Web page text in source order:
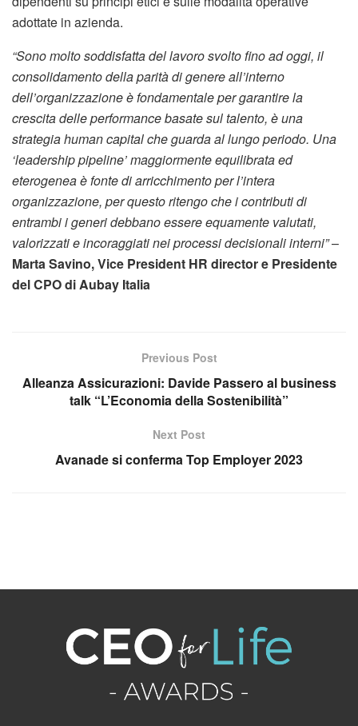
adottate in azienda.
“Sono molto soddisfatta del lavoro svolto fino ad oggi, il
consolidamento della parità di genere all’interno
dell’organizzazione è fondamentale per garantire la
crescita delle performance basate sul talento, è una
strategia human capital che guarda al lungo periodo. Una
‘leadership pipeline’ maggiormente equilibrata ed
eterogenea è fonte di arricchimento per l’intera
organizzazione, per questo ritengo che i contributi di
entrambi i generi debbano essere equamente valutati,
valorizzati e incoraggiati nei processi decisionali interni”–
Marta Savino, Vice President HR director e Presidente
del CPO di Aubay Italia
Previous Post
Alleanza Assicurazioni: Davide Passero al business
talk “L’Economia della Sostenibilità”
Next Post
Avanade si conferma Top Employer 2023